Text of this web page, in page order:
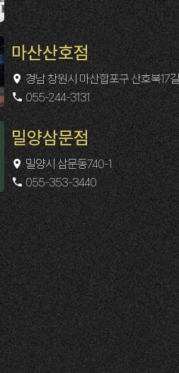
마산산호점
경남 창원시 마산합포구 산호북17
055-244-3131
밀양삼문점
밀양시 삼문동740-1
055-353-3440